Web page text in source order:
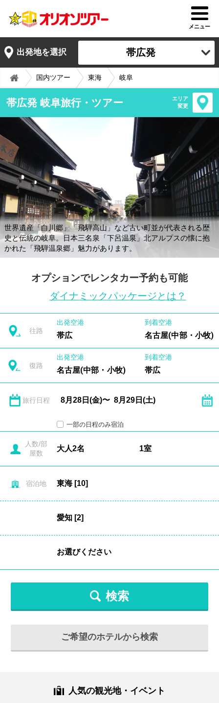
メニュー
出発地を選択 帯広発
国内ツアー 東海 岐阜
帯広発 岐阜旅行・ツアー
エリア
変更
世界遺産「白川郷」「飛騨高山」など古い町並が代表される歴
史と伝統の岐阜。日本三名泉「下呂温泉」北アルプスの懐に抱
かれた「飛騨温泉郷」魅力があります。
オプションでレンタカー予約も可能
ダイナミックパッケージとは？
往路
出発空港
帯広
到着空港
名古屋(中部・小牧)
復路
出発空港
名古屋(中部・小牧)
到着空港
帯広
旅行日程
一部の日程のみ宿泊
人数/部
屋数
宿泊地
検索
ご希望のホテルから検索
人気の観光地・イベント